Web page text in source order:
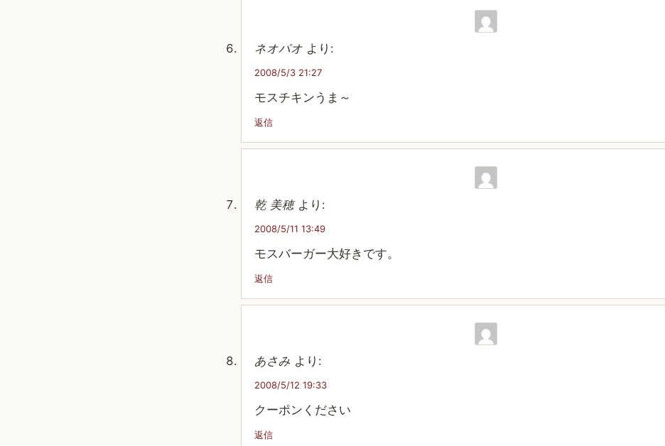
ネオパオ より:
2008/5/3 21:27
モスチキンうま～
返信
乾 美穂 より:
2008/5/11 13:49
モスバーガー大好きです。
返信
あさみ より:
2008/5/12 19:33
クーポンください
返信